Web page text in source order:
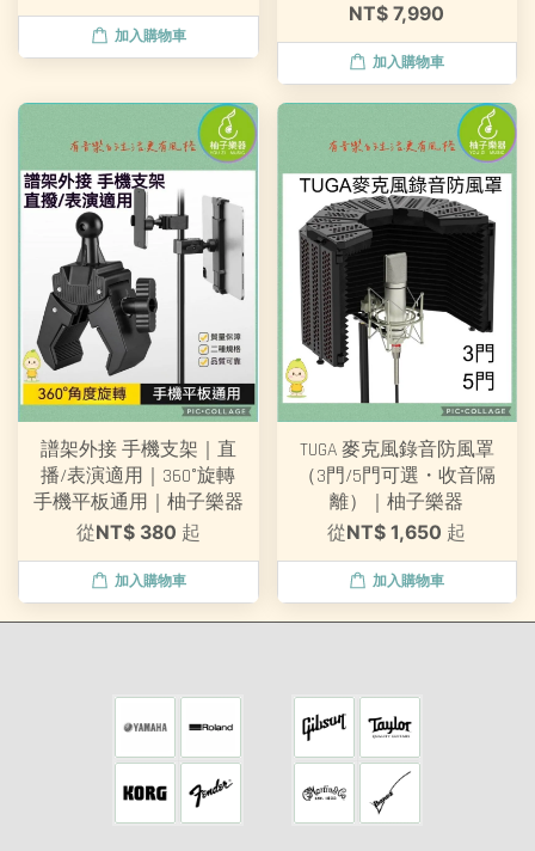
加入購物車
NT$ 7,990
加入購物車
譜架外接 手機支架｜直
播/表演適用｜360°旋轉
手機平板通用｜柚子樂器
從NT$ 380 起
加入購物車
TUGA 麥克風錄音防風罩
（3門/5門可選・收音隔
離）｜柚子樂器
從NT$ 1,650 起
加入購物車